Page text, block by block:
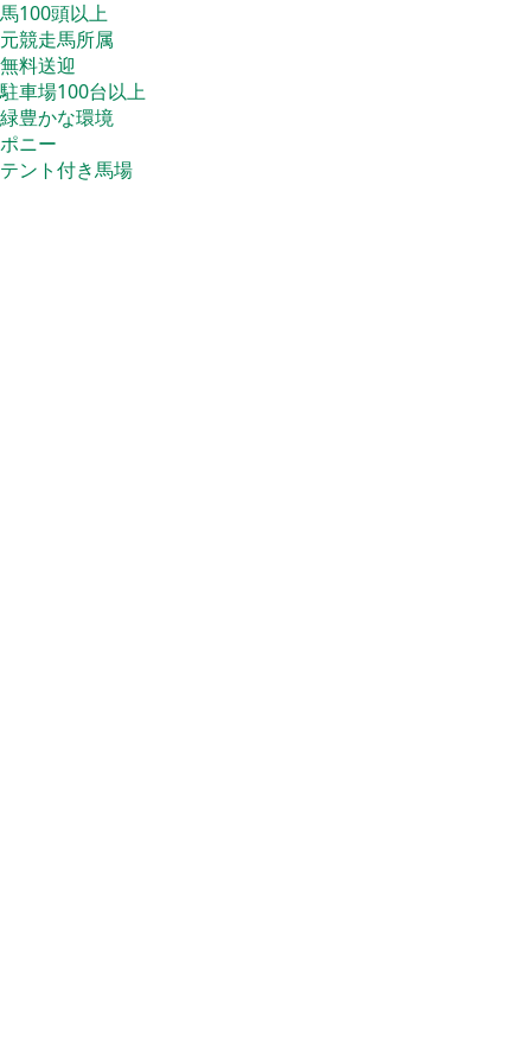
馬100頭以上
元競走馬所属
無料送迎
駐車場100台以上
緑豊かな環境
ポニー
テント付き馬場